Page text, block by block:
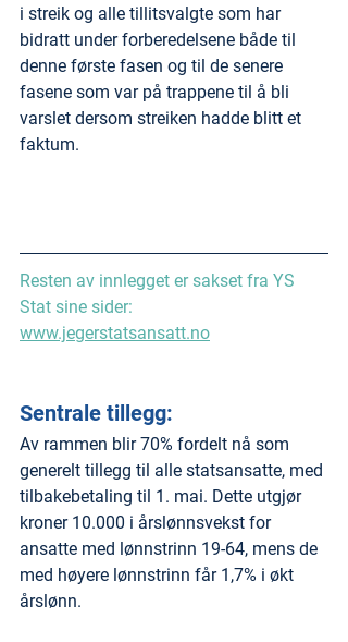
i streik og alle tillitsvalgte som har
bidratt under forberedelsene både til
denne første fasen og til de senere
fasene som var på trappene til å bli
varslet dersom streiken hadde blitt et
faktum.
Resten av innlegget er sakset fra YS
Stat sine sider:
www.jegerstatsansatt.no
Sentrale tillegg:
Av rammen blir 70% fordelt nå som
generelt tillegg til alle statsansatte, med
tilbakebetaling til 1. mai. Dette utgjør
kroner 10.000 i årslønnsvekst for
ansatte med lønnstrinn 19-64, mens de
med høyere lønnstrinn får 1,7% i økt
årslønn.